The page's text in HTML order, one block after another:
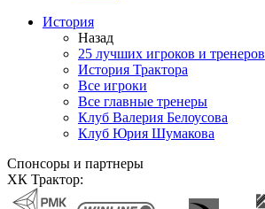
История
Назад
25 лучших игроков и
История Трактора
Все игроки
Все главные тренеры
Клуб Валерия Белоусова
Клуб Юрия Шумакова
Спонсоры и партнеры
ХК Трактор: